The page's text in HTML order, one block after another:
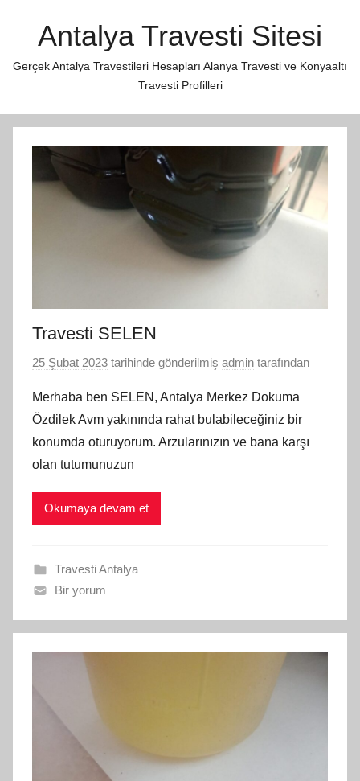
Antalya Travesti Sitesi
Gerçek Antalya Travestileri Hesapları Alanya Travesti ve Konyaaltı
Travesti Profilleri
Travesti SELEN
25 Şubat 2023 tarihinde gönderilmiş admin tarafından
Merhaba ben SELEN, Antalya Merkez Dokuma
Özdilek Avm yakınında rahat bulabileceğiniz bir
konumda oturuyorum. Arzularınızın ve bana karşı
olan tutumunuzun
Okumaya devam et
Travesti Antalya
Bir yorum